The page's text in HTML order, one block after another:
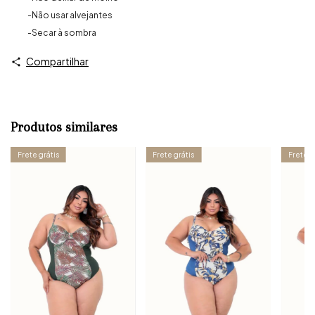
-Não usar alvejantes
-Secar à sombra
Compartilhar
Produtos similares
Frete grátis Frete grátis Frete